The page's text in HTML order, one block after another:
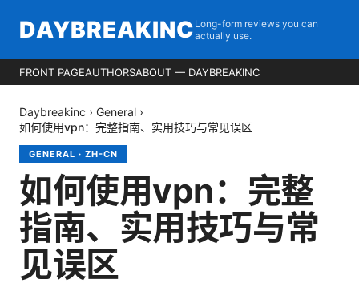
DAYBREAKINC Long-form reviews you can
actually use.
FRONT PAGEAUTHORSABOUT — DAYBREAKINC
Daybreakinc › General ›
如何使用vpn：完整指南、实用技巧与常见误区
GENERAL · ZH-CN
如何使用vpn：完整
指南、实用技巧与常
见误区